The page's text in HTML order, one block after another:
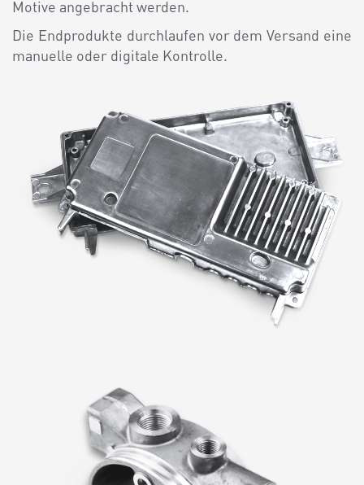
Motive angebracht werden.
Die Endprodukte durchlaufen vor dem Versand eine
manuelle oder digitale Kontrolle.